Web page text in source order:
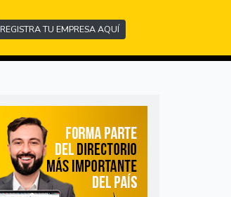
REGISTRA TU EMPRESA AQUÍ